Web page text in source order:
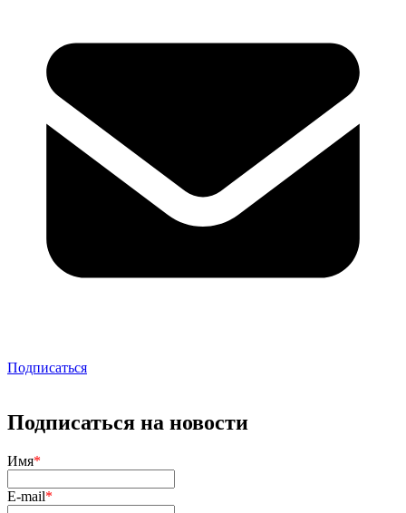
Подписаться
Подписаться на новости
Имя*
E-mail*